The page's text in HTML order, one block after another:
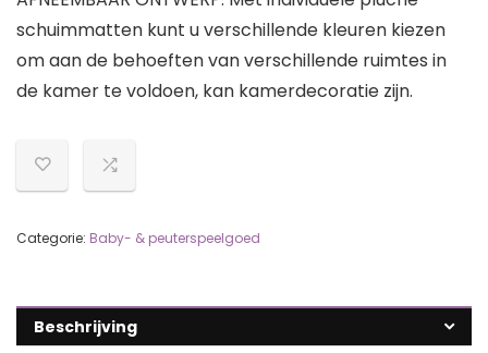
schuimmatten kunt u verschillende kleuren kiezen
om aan de behoeften van verschillende ruimtes in
de kamer te voldoen, kan kamerdecoratie zijn.
Categorie: Baby- & peuterspeelgoed
Beschrijving